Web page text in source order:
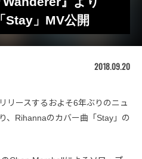
」MV公開
2018.09.20
リースするおよそ6年ぶりのニュ
、Rihannaのカバー曲「Stay」の